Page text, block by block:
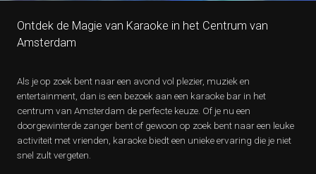
Ontdek de Magie van Karaoke in het Centrum van
Amsterdam
Als je op zoek bent naar een avond vol plezier, muziek en
entertainment, dan is een bezoek aan een karaoke bar in het
centrum van Amsterdam de perfecte keuze. Of je nu een
doorgewinterde zanger bent of gewoon op zoek bent naar een leuke
activiteit met vrienden, karaoke biedt een unieke ervaring die je niet
snel zult vergeten.